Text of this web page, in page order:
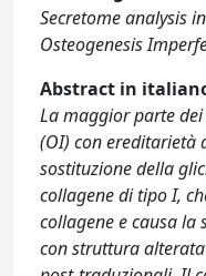
Secretome analysis
Osteogenesis
Abstract in
La maggior parte
(OI) con ereditarietà
sostituzione della
collagene di tipo I,
collagene e causa la
con struttura